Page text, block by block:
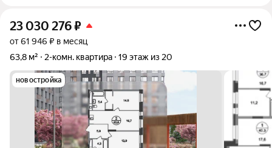
23 030 276₽
от 61 946 ₽ в месяц
63,8 м²
2-комн. квартира 19 этаж из 20
новостройка